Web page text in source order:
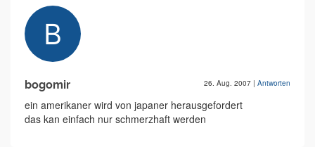
bogomir 26. Aug. 2007 | Antworten
ein amerikaner wird von japaner herausgefordert
das kan einfach nur schmerzhaft werden